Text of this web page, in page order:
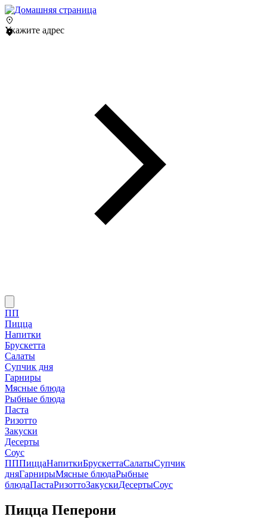
Укажите адрес
ПП
Пицца
Напитки
Брускетта
Салаты
Супчик дня
Гарниры
Мясные блюда
Рыбные блюда
Паста
Ризотто
Закуски
Десерты
Соус
ПППиццаНапиткиБрускеттаСалатыСупчик
дняГарнирыМясные блюдаРыбные
блюдаПастаРизоттоЗакускиДесертыСоус
Пицца Пеперони